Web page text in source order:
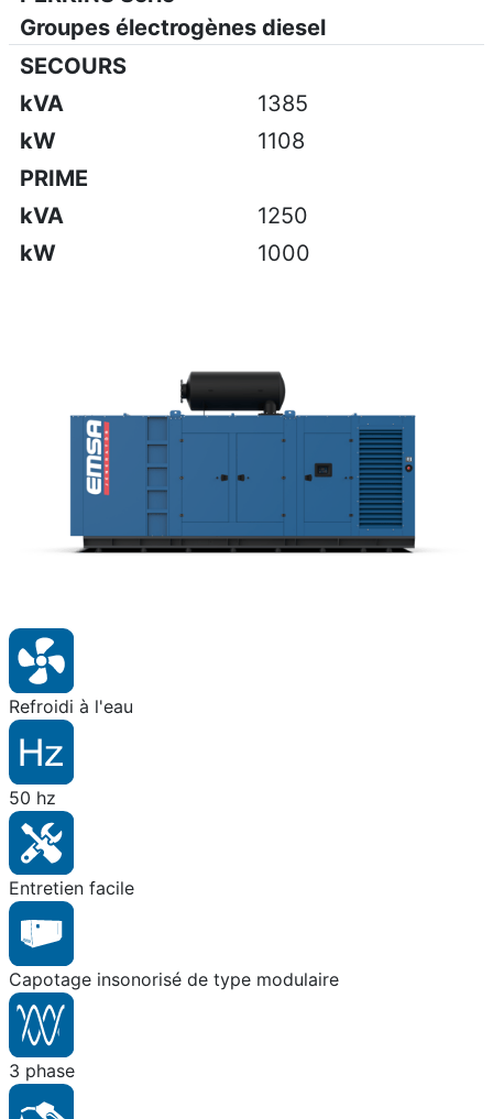
Groupes électrogènes diesel
SECOURS
kVA
1385
kW
1108
PRIME
kVA
1250
kW
1000
Refroidi à l'eau
50 hz
Entretien facile
Capotage insonorisé de type modulaire
3 phase